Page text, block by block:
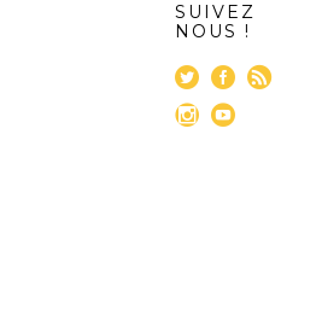
SUIVEZ
NOUS !